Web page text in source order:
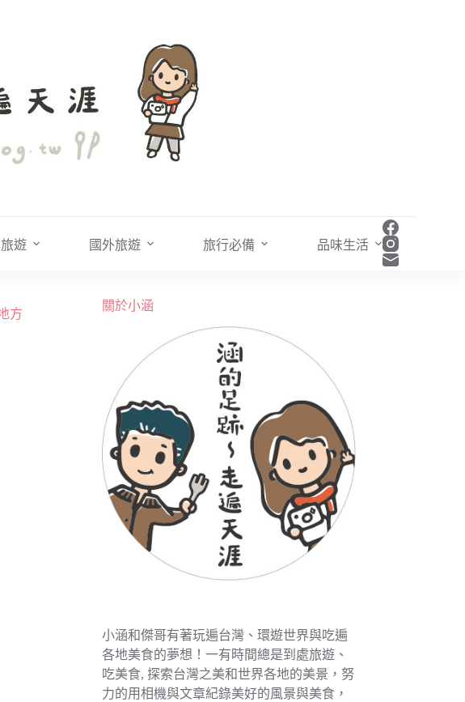
遊 國外旅遊 旅行必備 品味生活
方
關於小涵
小涵和傑哥有著玩遍台灣、環遊世界與吃遍
各地美食的夢想！一有時間總是到處旅遊、
吃美食, 探索台灣之美和世界各地的美景，努
力的用相機與文章紀錄美好的風景與美食，